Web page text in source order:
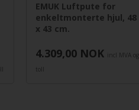
EMUK Luftpute for
enkeltmonterte hjul, 48
x 43 cm.
4.309,00 NOK
incl MVA og
toll